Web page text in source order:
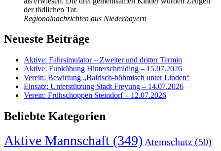
der tödlichen Tat.
Regionalnachrichten aus Niederbayern
Neueste Beiträge
Aktive: Fahrsimulator – Zweiter und dritter Termin
Aktive: Funkübung Hinterschmiding – 15.07.2026
Verein: Bewirtung „Bairisch-böhmisch unter Linden“
Einsatz: Unterstützung Stadt Freyung – 14.07.2026
Verein: Frühschoppen Steindorf – 12.07.2026
Beliebte Kategorien
Aktive Mannschaft (349) Atemschutz (50)